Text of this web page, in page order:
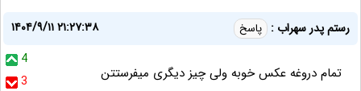
رستم پدر سهراب : پاسخ
۱۴۰۴/۹/۱۱ ۲۱:۲۷:۳۸
4
3
تمام دروغه عکس خوبه ولی چیز دیگری میفرستتن